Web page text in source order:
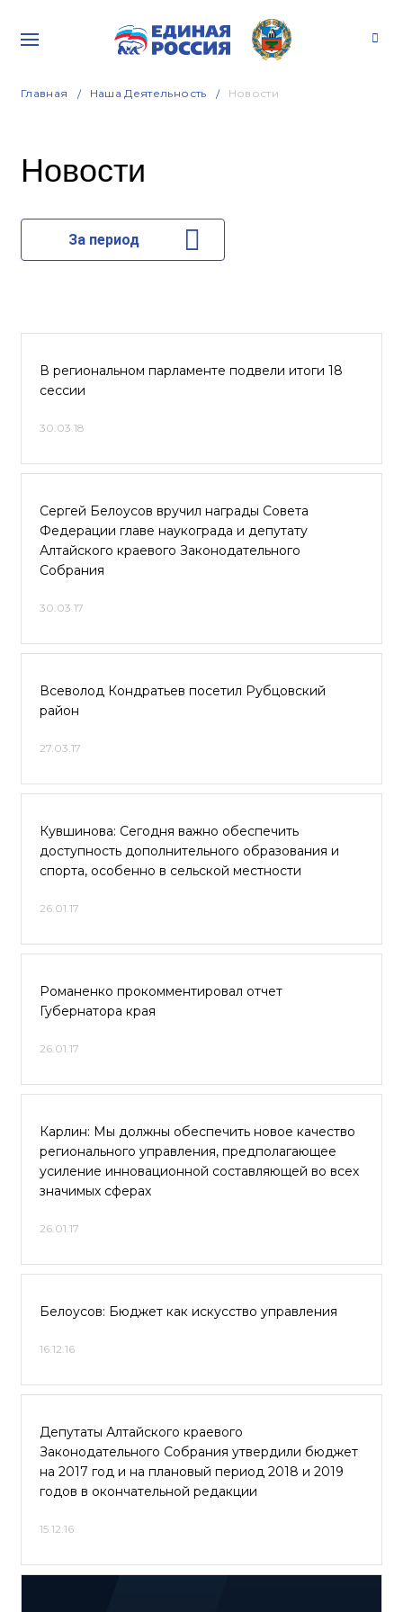
Главная Наша Деятельность Новости
Новости
За период
В региональном парламенте подвели итоги 18
сессии
30.03.18
Сергей Белоусов вручил награды Совета
Федерации главе наукограда и депутату
Алтайского краевого Законодательного
Собрания
30.03.17
Всеволод Кондратьев посетил Рубцовский
район
27.03.17
Кувшинова: Сегодня важно обеспечить
доступность дополнительного образования и
спорта, особенно в сельской местности
26.01.17
Романенко прокомментировал отчет
Губернатора края
26.01.17
Карлин: Мы должны обеспечить новое качество
регионального управления, предполагающее
усиление инновационной составляющей во всех
значимых сферах
26.01.17
Белоусов: Бюджет как искусство управления
16.12.16
Депутаты Алтайского краевого
Законодательного Собрания утвердили бюджет
на 2017 год и на плановый период 2018 и 2019
годов в окончательной редакции
15.12.16